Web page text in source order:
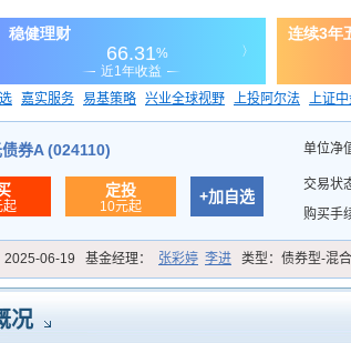
嘉实服务 易基策略 兴业全球视野 上投阿尔法 上证
券A (024110)
起
定投
10元起
+加自选
单位净
交易状
购买手
2025-06-19 基金经理： 张彩婷 李进 类型： 债券型-混
况